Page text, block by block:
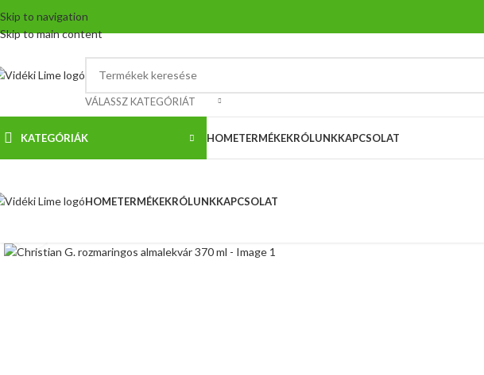
Skip to navigation
Skip to main content
VÁLASSZ KATEGÓRIÁT
KATEGÓRIÁK HOMETERMÉKEKRÓLUNKKAPCSOLAT
HOMETERMÉKEKRÓLUNKKAPCSOLAT